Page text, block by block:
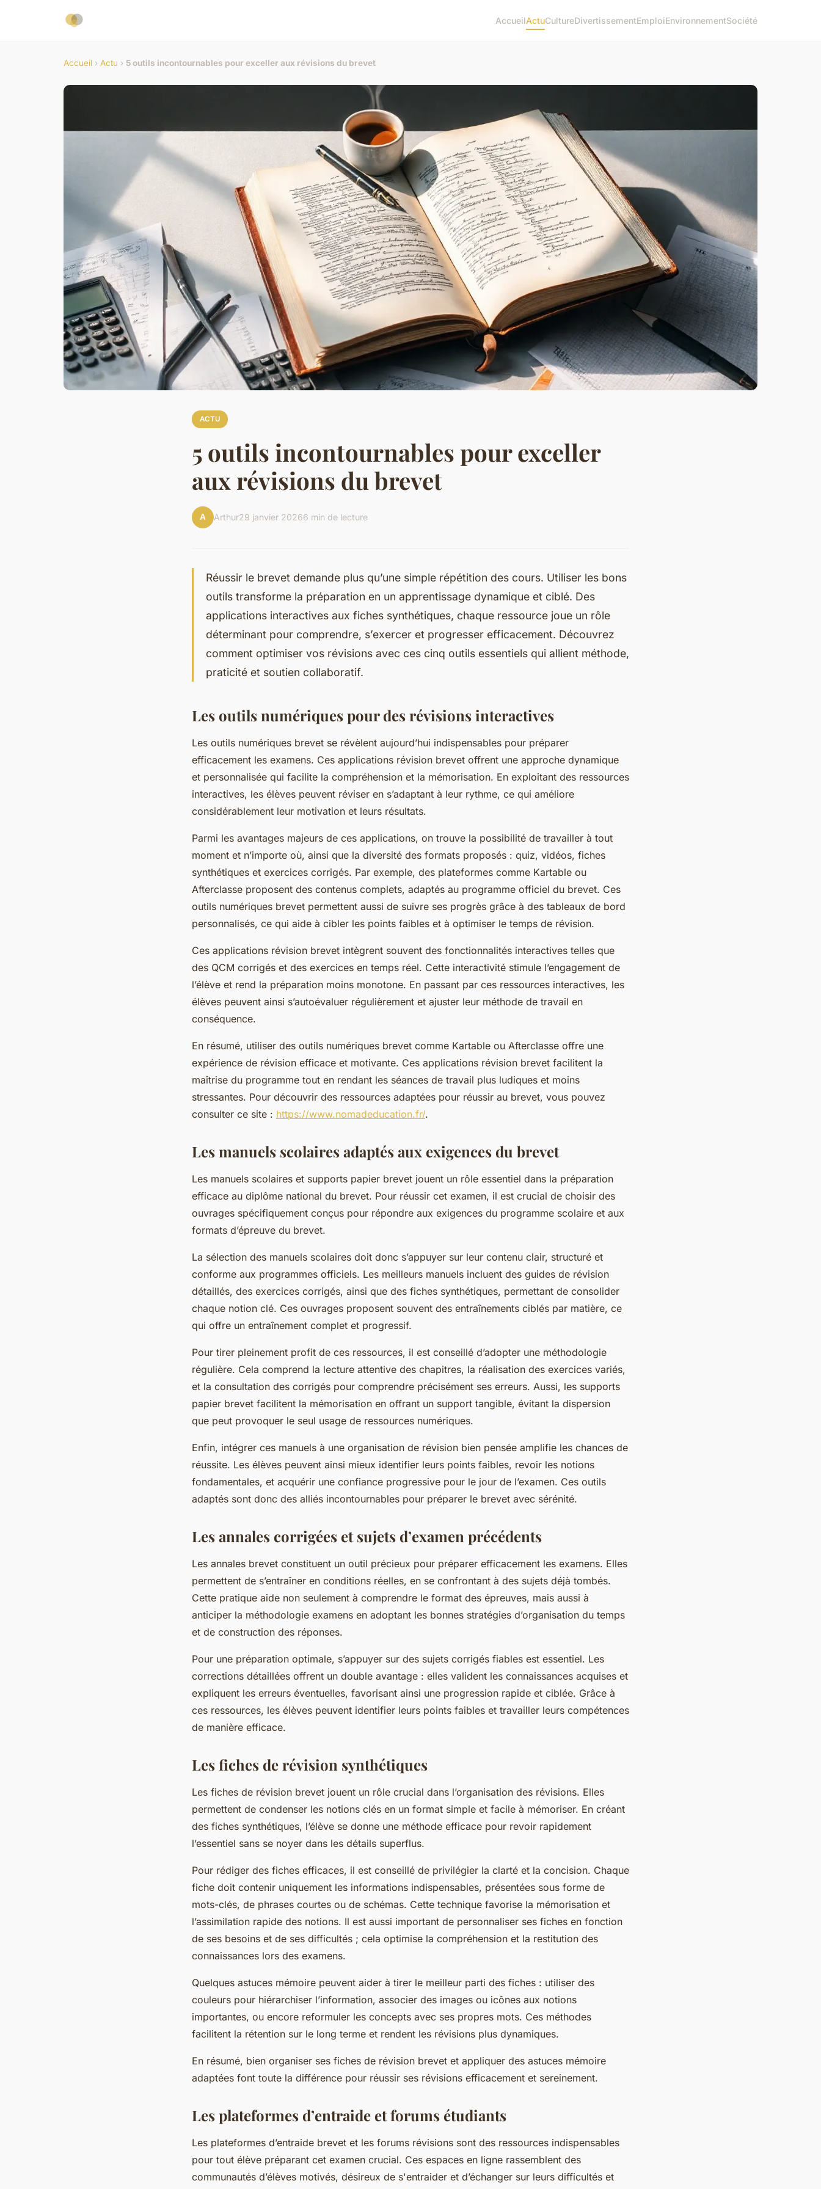
AccueilActuCultureDivertissementEmploiEnvironnementSociété
Accueil › Actu › 5 outils incontournables pour exceller aux révisions du brevet
ACTU
5 outils incontournables pour exceller
aux révisions du brevet
A Arthur29 janvier 20266 min de lecture
Réussir le brevet demande plus qu’une simple répétition des cours. Utiliser les bons
outils transforme la préparation en un apprentissage dynamique et ciblé. Des
applications interactives aux fiches synthétiques, chaque ressource joue un rôle
déterminant pour comprendre, s’exercer et progresser efficacement. Découvrez
comment optimiser vos révisions avec ces cinq outils essentiels qui allient méthode,
praticité et soutien collaboratif.
Les outils numériques pour des révisions interactives
Les outils numériques brevet se révèlent aujourd’hui indispensables pour préparer
efficacement les examens. Ces applications révision brevet offrent une approche dynamique
et personnalisée qui facilite la compréhension et la mémorisation. En exploitant des ressources
interactives, les élèves peuvent réviser en s’adaptant à leur rythme, ce qui améliore
considérablement leur motivation et leurs résultats.
Parmi les avantages majeurs de ces applications, on trouve la possibilité de travailler à tout
moment et n’importe où, ainsi que la diversité des formats proposés : quiz, vidéos, fiches
synthétiques et exercices corrigés. Par exemple, des plateformes comme Kartable ou
Afterclasse proposent des contenus complets, adaptés au programme officiel du brevet. Ces
outils numériques brevet permettent aussi de suivre ses progrès grâce à des tableaux de bord
personnalisés, ce qui aide à cibler les points faibles et à optimiser le temps de révision.
Ces applications révision brevet intègrent souvent des fonctionnalités interactives telles que
des QCM corrigés et des exercices en temps réel. Cette interactivité stimule l’engagement de
l’élève et rend la préparation moins monotone. En passant par ces ressources interactives, les
élèves peuvent ainsi s’autoévaluer régulièrement et ajuster leur méthode de travail en
conséquence.
En résumé, utiliser des outils numériques brevet comme Kartable ou Afterclasse offre une
expérience de révision efficace et motivante. Ces applications révision brevet facilitent la
maîtrise du programme tout en rendant les séances de travail plus ludiques et moins
stressantes. Pour découvrir des ressources adaptées pour réussir au brevet, vous pouvez
consulter ce site : https://www.nomadeducation.fr/.
Les manuels scolaires adaptés aux exigences du brevet
Les manuels scolaires et supports papier brevet jouent un rôle essentiel dans la préparation
efficace au diplôme national du brevet. Pour réussir cet examen, il est crucial de choisir des
ouvrages spécifiquement conçus pour répondre aux exigences du programme scolaire et aux
formats d’épreuve du brevet.
La sélection des manuels scolaires doit donc s’appuyer sur leur contenu clair, structuré et
conforme aux programmes officiels. Les meilleurs manuels incluent des guides de révision
détaillés, des exercices corrigés, ainsi que des fiches synthétiques, permettant de consolider
chaque notion clé. Ces ouvrages proposent souvent des entraînements ciblés par matière, ce
qui offre un entraînement complet et progressif.
Pour tirer pleinement profit de ces ressources, il est conseillé d’adopter une méthodologie
régulière. Cela comprend la lecture attentive des chapitres, la réalisation des exercices variés,
et la consultation des corrigés pour comprendre précisément ses erreurs. Aussi, les supports
papier brevet facilitent la mémorisation en offrant un support tangible, évitant la dispersion
que peut provoquer le seul usage de ressources numériques.
Enfin, intégrer ces manuels à une organisation de révision bien pensée amplifie les chances de
réussite. Les élèves peuvent ainsi mieux identifier leurs points faibles, revoir les notions
fondamentales, et acquérir une confiance progressive pour le jour de l’examen. Ces outils
adaptés sont donc des alliés incontournables pour préparer le brevet avec sérénité.
Les annales corrigées et sujets d’examen précédents
Les annales brevet constituent un outil précieux pour préparer efficacement les examens. Elles
permettent de s’entraîner en conditions réelles, en se confrontant à des sujets déjà tombés.
Cette pratique aide non seulement à comprendre le format des épreuves, mais aussi à
anticiper la méthodologie examens en adoptant les bonnes stratégies d’organisation du temps
et de construction des réponses.
Pour une préparation optimale, s’appuyer sur des sujets corrigés fiables est essentiel. Les
corrections détaillées offrent un double avantage : elles valident les connaissances acquises et
expliquent les erreurs éventuelles, favorisant ainsi une progression rapide et ciblée. Grâce à
ces ressources, les élèves peuvent identifier leurs points faibles et travailler leurs compétences
de manière efficace.
Les fiches de révision synthétiques
Les fiches de révision brevet jouent un rôle crucial dans l’organisation des révisions. Elles
permettent de condenser les notions clés en un format simple et facile à mémoriser. En créant
des fiches synthétiques, l’élève se donne une méthode efficace pour revoir rapidement
l’essentiel sans se noyer dans les détails superflus.
Pour rédiger des fiches efficaces, il est conseillé de privilégier la clarté et la concision. Chaque
fiche doit contenir uniquement les informations indispensables, présentées sous forme de
mots-clés, de phrases courtes ou de schémas. Cette technique favorise la mémorisation et
l’assimilation rapide des notions. Il est aussi important de personnaliser ses fiches en fonction
de ses besoins et de ses difficultés ; cela optimise la compréhension et la restitution des
connaissances lors des examens.
Quelques astuces mémoire peuvent aider à tirer le meilleur parti des fiches : utiliser des
couleurs pour hiérarchiser l’information, associer des images ou icônes aux notions
importantes, ou encore reformuler les concepts avec ses propres mots. Ces méthodes
facilitent la rétention sur le long terme et rendent les révisions plus dynamiques.
En résumé, bien organiser ses fiches de révision brevet et appliquer des astuces mémoire
adaptées font toute la différence pour réussir ses révisions efficacement et sereinement.
Les plateformes d’entraide et forums étudiants
Les plateformes d’entraide brevet et les forums révisions sont des ressources indispensables
pour tout élève préparant cet examen crucial. Ces espaces en ligne rassemblent des
communautés d’élèves motivés, désireux de s'entraider et d’échanger sur leurs difficultés et